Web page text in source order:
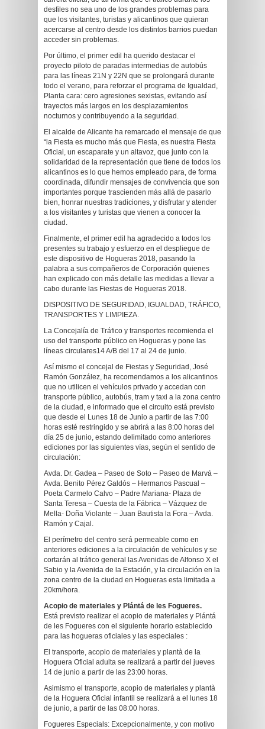
desfiles no sea uno de los grandes problemas para
que los visitantes, turistas y alicantinos que quieran
acercarse al centro desde los distintos barrios puedan
acceder sin problemas.
Por último, el primer edil ha querido destacar el
proyecto piloto de paradas intermedias de autobús
para las líneas 21N y 22N que se prolongará durante
todo el verano, para reforzar el programa de Igualdad,
Planta cara: cero agresiones sexistas, evitando así
trayectos más largos en los desplazamientos
nocturnos y contribuyendo a la seguridad.
El alcalde de Alicante ha remarcado el mensaje de que
“la Fiesta es mucho más que Fiesta, es nuestra Fiesta
Oficial, un escaparate y un altavoz, que junto con la
solidaridad de la representación que tiene de todos los
alicantinos es lo que hemos empleado para, de forma
coordinada, difundir mensajes de convivencia que son
importantes porque trascienden más allá de pasarlo
bien, honrar nuestras tradiciones, y disfrutar y atender
a los visitantes y turistas que vienen a conocer la
ciudad.
Finalmente, el primer edil ha agradecido a todos los
presentes su trabajo y esfuerzo en el despliegue de
este dispositivo de Hogueras 2018, pasando la
palabra a sus compañeros de Corporación quienes
han explicado con más detalle las medidas a llevar a
cabo durante las Fiestas de Hogueras 2018.
DISPOSITIVO DE SEGURIDAD, IGUALDAD, TRÁFICO,
TRANSPORTES Y LIMPIEZA.
La Concejalía de Tráfico y transportes recomienda el
uso del transporte público en Hogueras y pone las
líneas circulares14 A/B del 17 al 24 de junio.
Así mismo el concejal de Fiestas y Seguridad, José
Ramón González, ha recomendamos a los alicantinos
que no utilicen el vehículos privado y accedan con
transporte público, autobús, tram y taxi a la zona centro
de la ciudad, e informado que el circuito está previsto
que desde el Lunes 18 de Junio a partir de las 7:00
horas esté restringido y se abrirá a las 8:00 horas del
día 25 de junio, estando delimitado como anteriores
ediciones por las siguientes vías, según el sentido de
circulación:
Avda. Dr. Gadea – Paseo de Soto – Paseo de Marvá –
Avda. Benito Pérez Galdós – Hermanos Pascual –
Poeta Carmelo Calvo – Padre Mariana- Plaza de
Santa Teresa – Cuesta de la Fábrica – Vázquez de
Mella- Doña Violante – Juan Bautista la Fora – Avda.
Ramón y Cajal.
El perímetro del centro será permeable como en
anteriores ediciones a la circulación de vehículos y se
cortarán al tráfico general las Avenidas de Alfonso X el
Sabio y la Avenida de la Estación, y la circulación en la
zona centro de la ciudad en Hogueras esta limitada a
20km/hora.
Acopio de materiales y Plántá de les Fogueres.
Está previsto realizar el acopio de materiales y Plántá
de les Fogueres con el siguiente horario establecido
para las hogueras oficiales y las especiales :
El transporte, acopio de materiales y plantà de la
Hoguera Oficial adulta se realizará a partir del jueves
14 de junio a partir de las 23:00 horas.
Asimismo el transporte, acopio de materiales y plantà
de la Hoguera Oficial infantil se realizará a el lunes 18
de junio, a partir de las 08:00 horas.
Fogueres Especials: Excepcionalmente, y con motivo